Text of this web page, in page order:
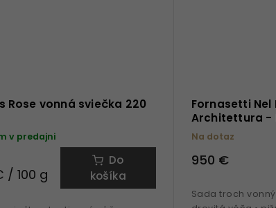
Rose vonná sviečka 220
v predajni
/ 100 g
Do
košíka
Fornasetti Nel
Architettura -
sada vonných
Na dotaz
950 €
Sada troch